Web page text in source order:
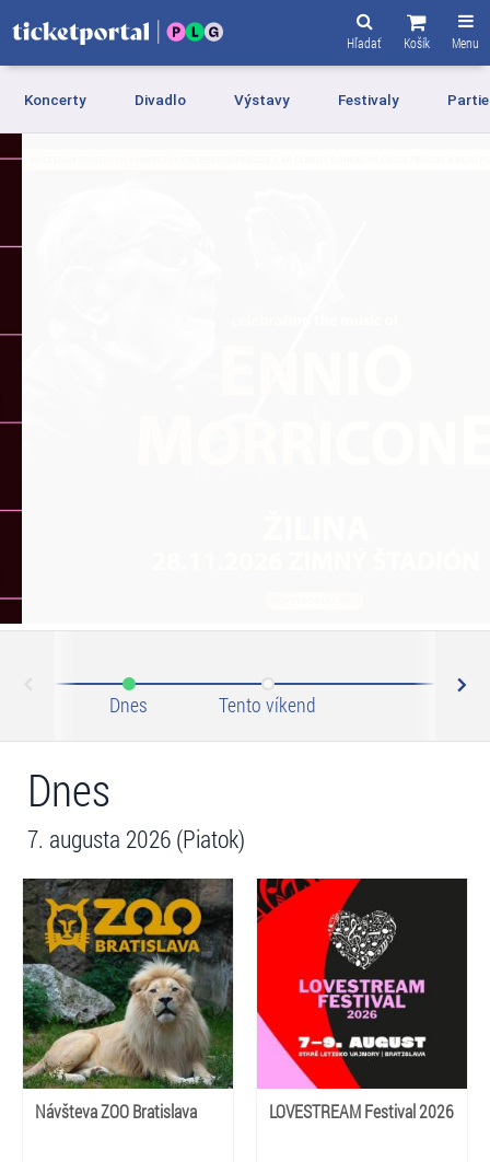
Menu
Košík
Hľadať
Koncerty Divadlo Výstavy Festivaly
Dnes Tento víkend
Dnes
7. augusta 2026 (Piatok)
Návšteva ZOO Bratislava LOVESTREAM Festival 2026